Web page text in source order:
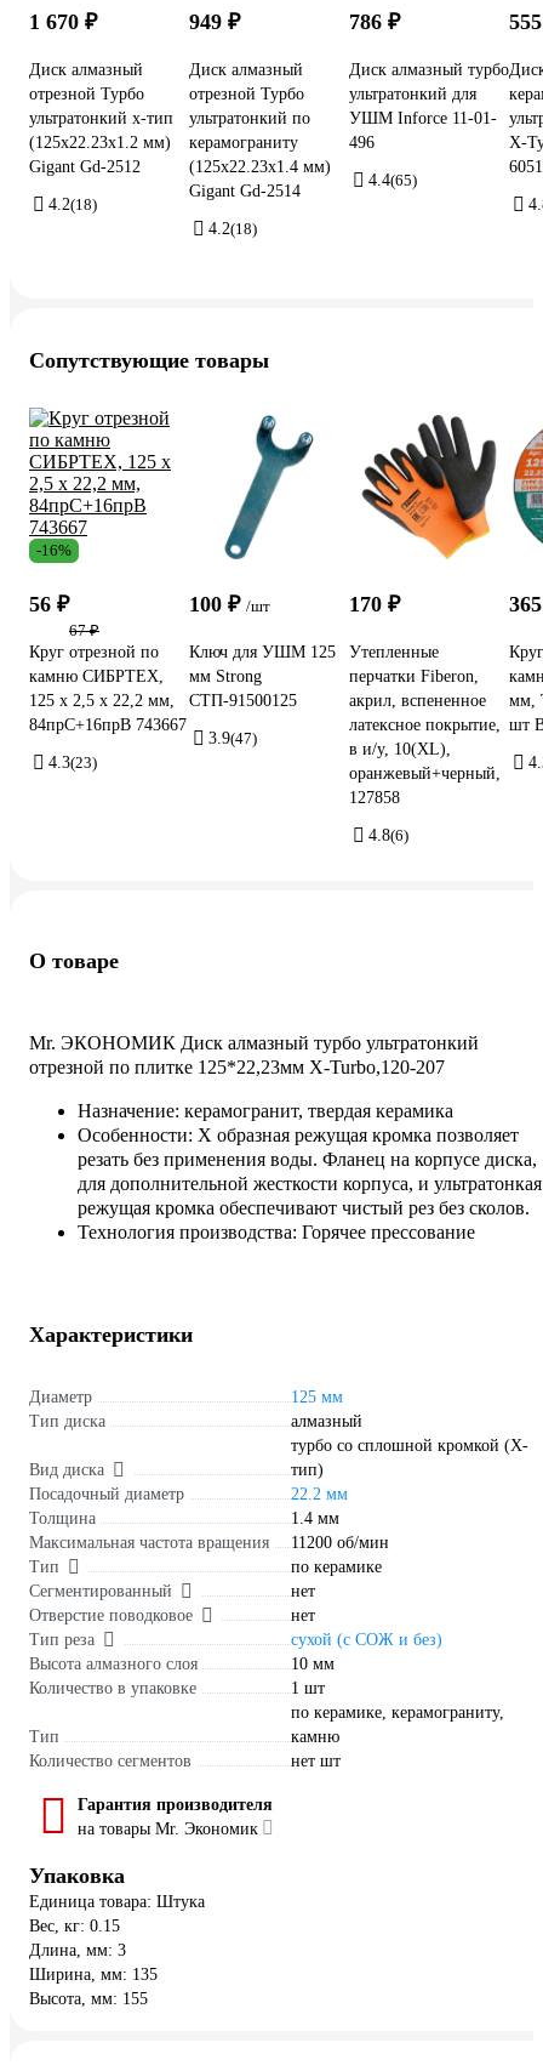
1 670 ₽
Диск алмазный
отрезной Турбо
ультратонкий х-тип
(125x22.23х1.2 мм)
Gigant Gd-2512
4.2(18)
949 ₽
Диск алмазный
отрезной Турбо
ультратонкий по
керамограниту
(125x22.23х1.4 мм)
Gigant Gd-2514
4.2(18)
786 ₽
Диск алмазный турбо
ультратонкий для
УШМ Inforce 11-01-
496
4.4(65)
X-
Сопутствующие товары
-16%
56 ₽
67 ₽
Круг отрезной по
камню СИБРТЕХ,
125 х 2,5 х 22,2 мм,
84прC+16прB 743667
4.3(23)
100 ₽ /шт
Ключ для УШМ 125
мм Strong
СТП-91500125
3.9(47)
170 ₽
Утепленные
перчатки Fiberon,
акрил, вспененное
латексное покрытие,
в и/у, 10(XL),
оранжевый+черный,
127858
4.8(6)
мм,
шт
О товаре
Mr. ЭКОНОМИК Диск алмазный турбо ультратонкий
отрезной по плитке 125*22,23мм X-Turbo,120-207
Назначение: керамогранит, твердая керамика
Особенности: Х образная режущая кромка позволяет
резать без применения воды. Фланец на корпусе диска,
для дополнительной жесткости корпуса, и ультратонкая
режущая кромка обеспечивают чистый рез без сколов.
Технология производства: Горячее прессование
Характеристики
Диаметр
125 мм
Тип диска
алмазный
Вид диска
турбо со сплошной кромкой (X-
тип)
Посадочный диаметр
22.2 мм
Толщина
1.4 мм
Максимальная частота вращения
11200 об/мин
Тип
по керамике
Сегментированный
нет
Отверстие поводковое
нет
Тип реза
сухой (с СОЖ и без)
Высота алмазного слоя
10 мм
Количество в упаковке
1 шт
Тип
по керамике, керамограниту,
камню
Количество сегментов
нет шт
Гарантия производителя
на товары Mr. Экономик
Упаковка
Единица товара: Штука
Вес, кг: 0.15
Длина, мм: 3
Ширина, мм: 135
Высота, мм: 155